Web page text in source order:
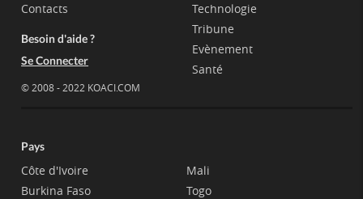
Contacts
Besoin d'aide ?
Se Connecter
© 2008 - 2022 KOACI.COM
Technologie
Tribune
Evènement
Santé
Pays
Côte d'Ivoire
Burkina Faso
Mali
Togo